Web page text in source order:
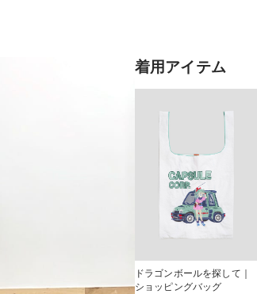
着用アイテム
ドラゴンボールを探して｜
ショッピングバッグ